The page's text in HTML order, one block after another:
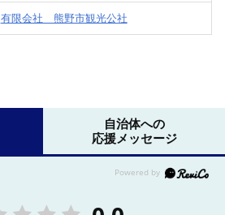
有限会社 熊野市観光公社
自治体への
応援メッセージ